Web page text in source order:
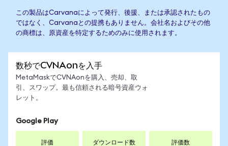
この製品はCarvanaによって発行、後援、または承認されたもの
ではなく、Carvanaとの提携もありません。会社名およびその他
の商標は、原資産を特定するためのみに使用されます。
数秒でCVNAonを入手
MetaMaskでCVNAonを購入、売却、取
引、スワップ。最も信頼される暗号資産ウォ
レット。
Google Play
評価 ダウンロード数 評価数